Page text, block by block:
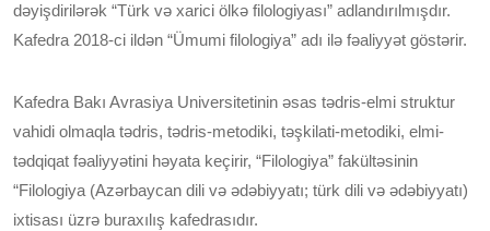
dəyişdirilərək “Türk və xarici ölkə filologiyası” adlandırılmışdır.
Kafedra 2018-ci ildən “Ümumi filologiya” adı ilə fəaliyyət göstərir.
Kafedra Bakı Avrasiya Universitetinin əsas tədris-elmi struktur
vahidi olmaqla tədris, tədris-metodiki, təşkilati-metodiki, elmi-
tədqiqat fəaliyyətini həyata keçirir, “Filologiya” fakültəsinin
“Filologiya (Azərbaycan dili və ədəbiyyatı; türk dili və ədəbiyyatı)
ixtisası üzrə buraxılış kafedrasıdır.